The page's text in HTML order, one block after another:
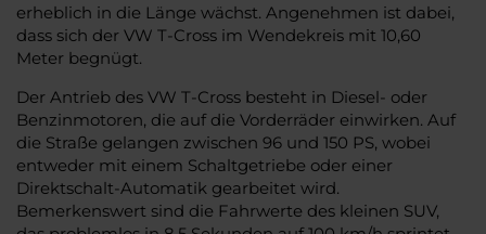
erheblich in die Länge wächst. Angenehmen ist dabei,
dass sich der VW T-Cross im Wendekreis mit 10,60
Meter begnügt.
Der Antrieb des VW T-Cross besteht in Diesel- oder
Benzinmotoren, die auf die Vorderräder einwirken. Auf
die Straße gelangen zwischen 96 und 150 PS, wobei
entweder mit einem Schaltgetriebe oder einer
Direktschalt-Automatik gearbeitet wird.
Bemerkenswert sind die Fahrwerte des kleinen SUV,